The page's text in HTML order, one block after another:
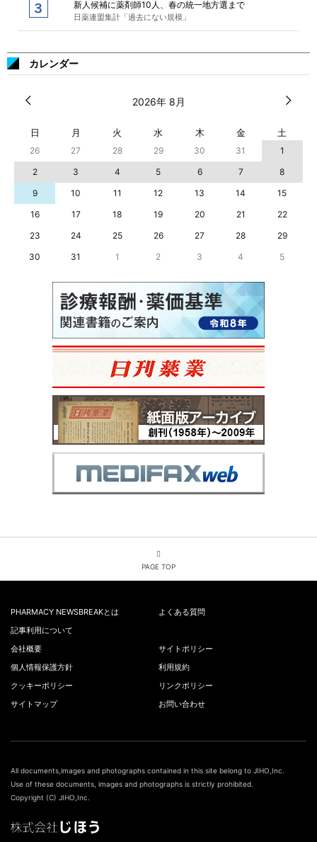
新人候補に薬剤師10人、春の統一地方選まで
日薬連盟集計「過去にない規模」
カレンダー
2026年 8月
日 月 火 水 木 金 土
26 27 28 29 30 31
1
2
3 4 5 6 7
8
9
10 11 12 13 14
15
16
17 18 19 20 21
22
23
24 25 26 27 28
29
30
31 1 2 3 4 5
PAGE TOP
PHARMACY NEWSBREAKとは
よくある質問
記事利用について
会社概要
サイトポリシー
個人情報保護方針
利用規約
クッキーポリシー
リンクポリシー
サイトマップ
お問い合わせ
All documents,images and photographs contained in this site belong to JIHO,Inc.
Use of these documents, images and photographs is strictly prohibited.
Copyright (C) JIHO,Inc.